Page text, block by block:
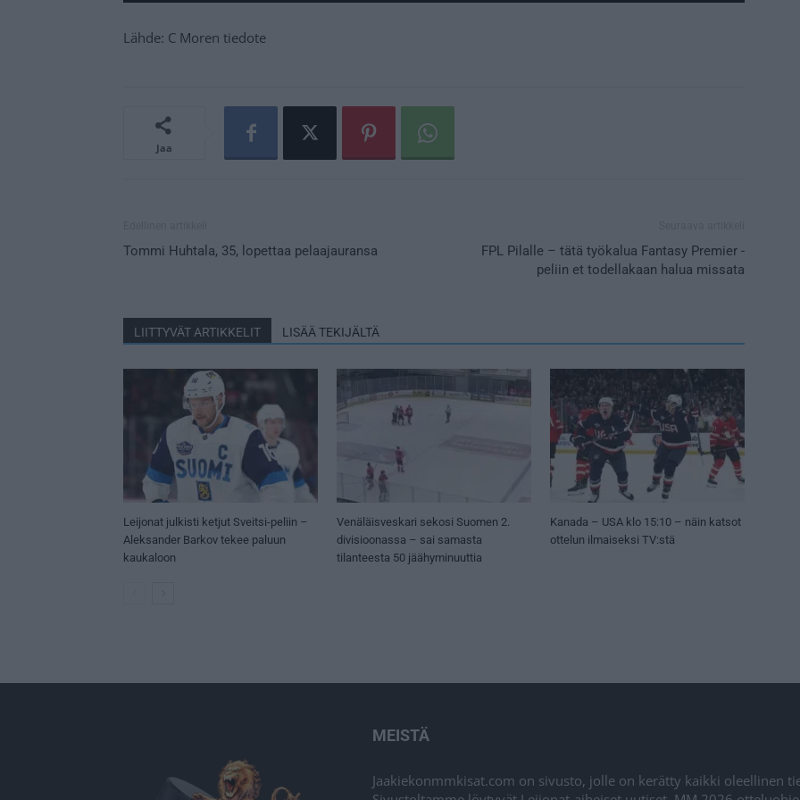
Lähde: C Moren tiedote
Jaa
Tommi Huhtala, 35, lopettaa pelaajauransa
FPL Pilalle – tätä työkalua Fantasy Premier -
peliin et todellakaan halua missata
LIITTYVÄT ARTIKKELIT LISÄÄ TEKIJÄLTÄ
Leijonat julkisti ketjut Sveitsi-peliin –
Aleksander Barkov tekee paluun
kaukaloon
Venäläisveskari sekosi Suomen 2.
divisioonassa – sai samasta
tilanteesta 50 jäähyminuuttia
Kanada – USA klo 15:10 – näin katsot
ottelun ilmaiseksi TV:stä
MEISTÄ
Jaakiekonmmkisat.com on sivusto, jolle on kerätty kaikki oleellinen